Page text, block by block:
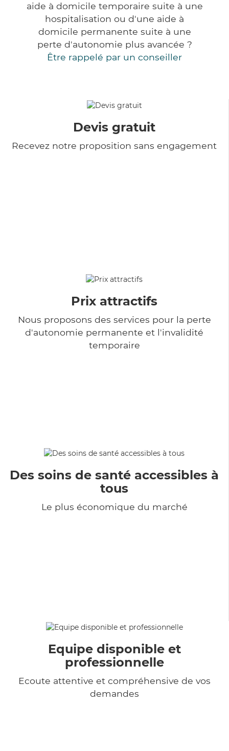
aide à domicile temporaire suite à une
hospitalisation ou d'une aide à
domicile permanente suite à une
perte d'autonomie plus avancée ?
Être rappelé par un conseiller
Devis gratuit
Recevez notre proposition sans engagement
Prix attractifs
Nous proposons des services pour la perte
d'autonomie permanente et l'invalidité
temporaire
Des soins de santé accessibles à
tous
Le plus économique du marché
Equipe disponible et
professionnelle
Ecoute attentive et compréhensive de vos
demandes